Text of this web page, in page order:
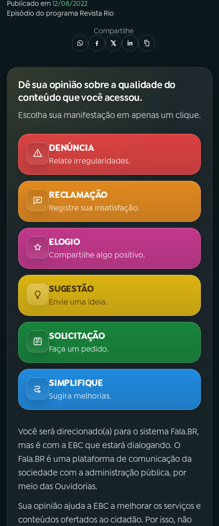
Publicado em12/08/2022
Episódio do programa Revista Rio
Compartilhe
Dê sua opinião sobre a qualidade do
conteúdo que você acessou.
Escolha sua manifestação em apenas um clique.
DENÚNCIA
Relate irregularidades.
RECLAMAÇÃO
Registre sua insatisfação.
ELOGIO
Compartilhe algo positivo.
SUGESTÃO
Envie uma ideia.
SOLICITAÇÃO
Faça um pedido.
SIMPLIFIQUE
Sugira melhorias.
Você será direcionado(a) para o sistema Fala.BR,
mas é com a EBC que estará dialogando. O
Fala.BR é uma plataforma de comunicação da
sociedade com a administração pública, por
meio das Ouvidorias.
Sua opinião ajuda a EBC a melhorar os serviços e
conteúdos ofertados ao cidadão. Por isso, não